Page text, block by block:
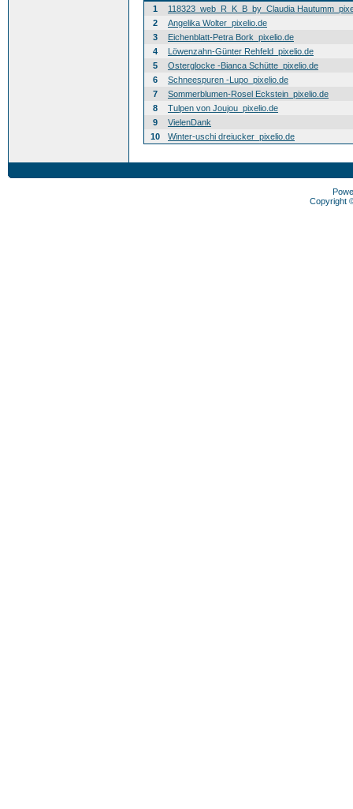
1
118323_web_R_K_B_by_Claudia
2
Angelika Wolter_pixelio.de
3
Eichenblatt-Petra Bork_pixelio.de
4
Löwenzahn-Günter Rehfeld_pixelio.de
5
Osterglocke -Bianca Schütte_pixelio.de
6
Schneespuren -Lupo_pixelio.de
7
Sommerblumen-Rosel Eckstein_pixelio.de
8
Tulpen von Joujou_pixelio.de
9
VielenDank
10
Winter-uschi dreiucker_pixelio.de
Copyright